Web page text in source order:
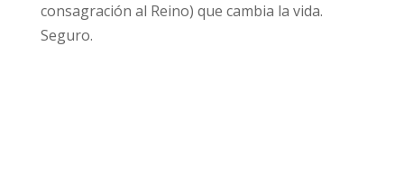
consagración al Reino) que cambia la vida.
Seguro.